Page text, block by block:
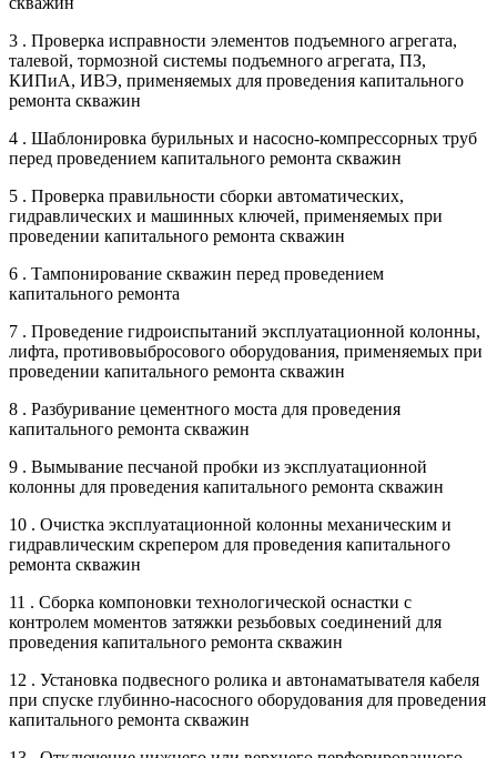
3 . Проверка исправности элементов подъемного агрегата,
талевой, тормозной системы подъемного агрегата, ПЗ,
КИПиА, ИВЭ, применяемых для проведения капитального
ремонта скважин
4 . Шаблонировка бурильных и насосно-компрессорных труб
перед проведением капитального ремонта скважин
5 . Проверка правильности сборки автоматических,
гидравлических и машинных ключей, применяемых при
проведении капитального ремонта скважин
6 . Тампонирование скважин перед проведением
капитального ремонта
7 . Проведение гидроиспытаний эксплуатационной колонны,
лифта, противовыбросового оборудования, применяемых при
проведении капитального ремонта скважин
8 . Разбуривание цементного моста для проведения
капитального ремонта скважин
9 . Вымывание песчаной пробки из эксплуатационной
колонны для проведения капитального ремонта скважин
10 . Очистка эксплуатационной колонны механическим и
гидравлическим скрепером для проведения капитального
ремонта скважин
11 . Сборка компоновки технологической оснастки с
контролем моментов затяжки резьбовых соединений для
проведения капитального ремонта скважин
12 . Установка подвесного ролика и автонаматывателя кабеля
при спуске глубинно-насосного оборудования для проведения
капитального ремонта скважин